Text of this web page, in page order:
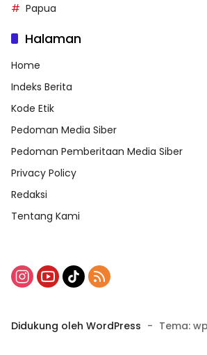
Papua
Halaman
Home
Indeks Berita
Kode Etik
Pedoman Media Siber
Pedoman Pemberitaan Media Siber
Privacy Policy
Redaksi
Tentang Kami
Didukung oleh WordPress - Tema: